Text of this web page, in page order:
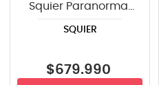
Squier Paranormal
Crimson Red
SQUIER
$679.990